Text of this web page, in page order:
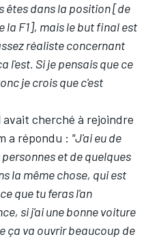
êtes dans la position [de
la F1], mais le but final est
réaliste concernant
l'est. Si je pensais que ce
je crois que c'est
avait cherché à rejoindre
a répondu : "J'ai eu de
et de quelques
la même chose, qui est
que tu feras l'an
si j'ai une bonne voiture
ça va ouvrir beaucoup de